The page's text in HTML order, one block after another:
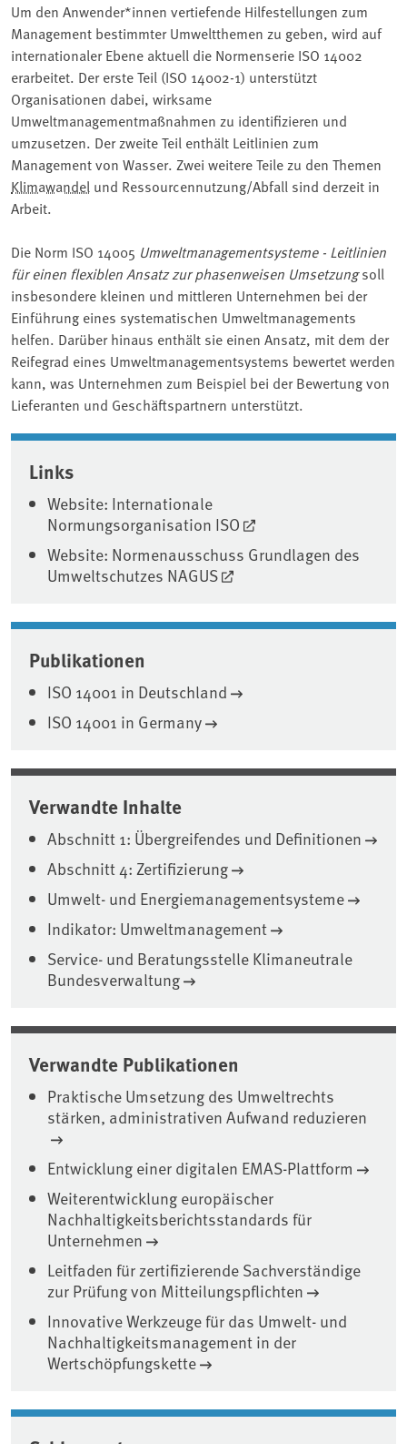
Um den Anwender*innen vertiefende Hilfestellungen zum
Management bestimmter Umweltthemen zu geben, wird auf
internationaler Ebene aktuell die Normenserie ISO 14002
erarbeitet. Der erste Teil (ISO 14002-1) unterstützt
Organisationen dabei, wirksame
Umweltmanagementmaßnahmen zu identifizieren und
umzusetzen. Der zweite Teil enthält Leitlinien zum
Management von Wasser. Zwei weitere Teile zu den Themen
Klimawandel und Ressourcennutzung/Abfall sind derzeit in
Arbeit.
Die Norm ISO 14005 Umweltmanagementsysteme - Leitlinien
für einen flexiblen Ansatz zur phasenweisen Umsetzungsoll
insbesondere kleinen und mittleren Unternehmen bei der
Einführung eines systematischen Umweltmanagements
helfen. Darüber hinaus enthält sie einen Ansatz, mit dem der
Reifegrad eines Umweltmanagementsystems bewertet werden
kann, was Unternehmen zum Beispiel bei der Bewertung von
Lieferanten und Geschäftspartnern unterstützt.
Associated content
Links
Website: Internationale
Normungsorganisation ISO
Website: Normenausschuss Grundlagen des
Umweltschutzes NAGUS
Publikationen
ISO 14001 in Deutschland
ISO 14001 in Germany
Verwandte Inhalte
Abschnitt 1: Übergreifendes und Definitionen
Abschnitt 4: Zertifizierung
Umwelt- und Energiemanagementsysteme
Indikator: Umweltmanagement
Service- und Beratungsstelle Klimaneutrale
Bundesverwaltung
Verwandte Publikationen
Praktische Umsetzung des Umweltrechts
stärken, administrativen Aufwand reduzieren
Entwicklung einer digitalen EMAS-Plattform
Weiterentwicklung europäischer
Nachhaltigkeitsberichtsstandards für
Unternehmen
Leitfaden für zertifizierende Sachverständige
zur Prüfung von Mitteilungspflichten
Innovative Werkzeuge für das Umwelt- und
Nachhaltigkeitsmanagement in der
Wertschöpfungskette